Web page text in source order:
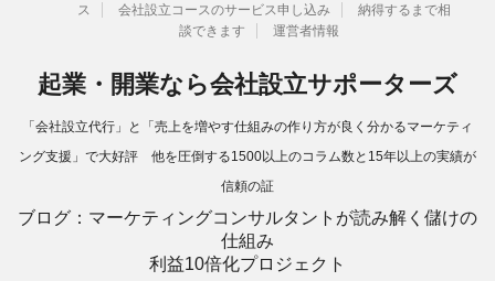
ス
会社設立コースのサービス申し込み
納得するまで相
談できます
運営者情報
起業・開業なら会社設立サポーターズ
「会社設立代行」と「売上を増やす仕組みの作り方が良く分かるマーケティ
ング支援」で大好評 他を圧倒する1500以上のコラム数と15年以上の実績が
信頼の証
ブログ：マーケティングコンサルタントが読み解く儲けの
仕組み
利益10倍化プロジェクト